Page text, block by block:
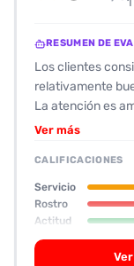
RESUMEN DE
Los clientes
relativamente
La atención es
en un lugar
físico, las fotos
es baja
algunos usuarios
rostro lleva
“maleta”. A
realidad, la
Ver más
CALIFICACIONES
Servicio
Rostro
Actitud